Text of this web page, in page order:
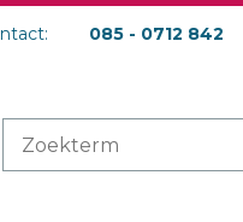
085 - 0712 842